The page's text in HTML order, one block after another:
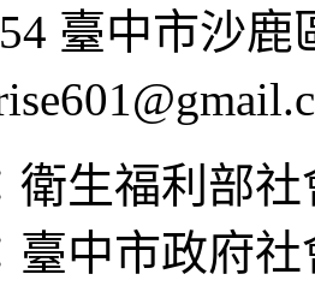
臺中市沙鹿
衛生福利部
臺中市政府社